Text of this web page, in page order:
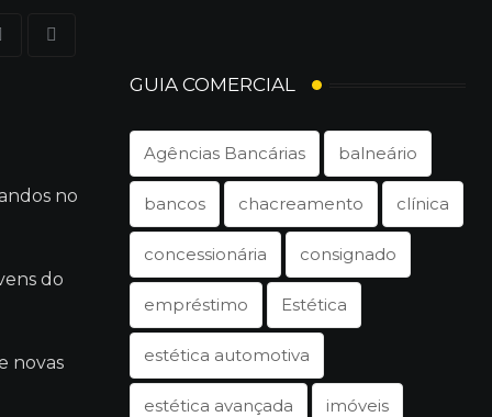
no
do
novas
GUIA COMERCIAL
Agências Bancárias balneário
bancos chacreamento clínica
concessionária consignado
empréstimo Estética
estética automotiva
estética avançada imóveis